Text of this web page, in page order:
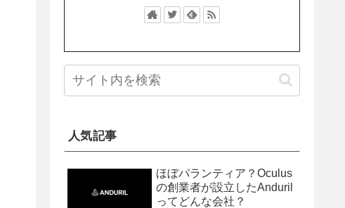
人気記事
ほぼパランティア？Oculus
の創業者が設立したAnduril
ってどんな会社？